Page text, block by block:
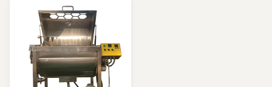
sealed bearings and premium
steel gears for quiet, smooth
operation. ...